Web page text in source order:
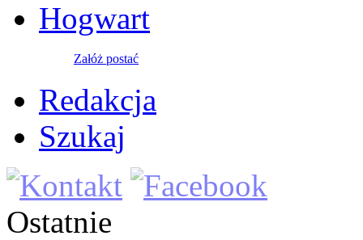
Hogwart
Załóż postać
Redakcja
Szukaj
Ostatnie